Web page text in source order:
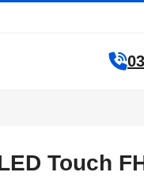
Touch